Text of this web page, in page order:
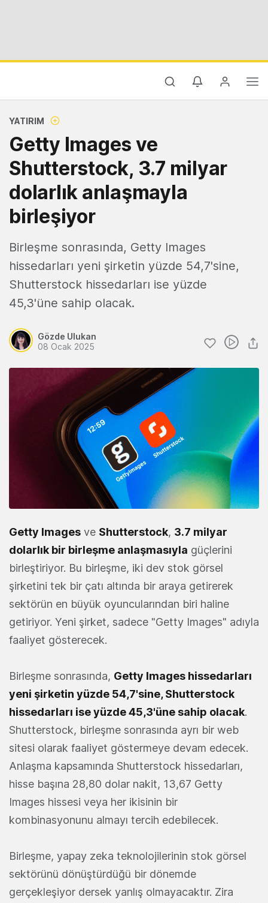
YATIRIM
Getty Images ve
Shutterstock, 3.7 milyar
dolarlık anlaşmayla
birleşiyor
Birleşme sonrasında, Getty Images
hissedarları yeni şirketin yüzde 54,7'sine,
Shutterstock hissedarları ise yüzde
45,3'üne sahip olacak.
Gözde Ulukan
08 Ocak 2025
Getty Images ve Shutterstock, 3.7 milyar
dolarlık bir birleşme anlaşmasıyla güçlerini
birleştiriyor. Bu birleşme, iki dev stok görsel
şirketini tek bir çatı altında bir araya getirerek
sektörün en büyük oyuncularından biri haline
getiriyor. Yeni şirket, sadece "Getty Images" adıyla
faaliyet gösterecek.
Birleşme sonrasında, Getty Images hissedarları
yeni şirketin yüzde 54,7'sine, Shutterstock
hissedarları ise yüzde 45,3'üne sahip olacak.
Shutterstock, birleşme sonrasında ayrı bir web
sitesi olarak faaliyet göstermeye devam edecek.
Anlaşma kapsamında Shutterstock hissedarları,
hisse başına 28,80 dolar nakit, 13,67 Getty
Images hissesi veya her ikisinin bir
kombinasyonunu almayı tercih edebilecek.
Birleşme, yapay zeka teknolojilerinin stok görsel
sektörünü dönüştürdüğü bir dönemde
gerçekleşiyor dersek yanlış olmayacaktır. Zira